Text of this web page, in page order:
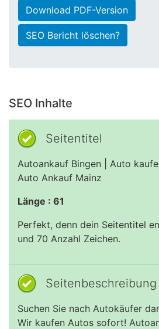
Download PDF-Version
SEO Bericht löschen?
SEO Inhalte
Seitentitel
Autoankauf Bingen | Auto
Auto Ankauf Mainz
Länge : 61
Perfekt, denn dein Seitentitel
und 70 Anzahl Zeichen.
Seitenbeschreibung
Suchen Sie nach Autokäufer
Wir kaufen Autos sofort!